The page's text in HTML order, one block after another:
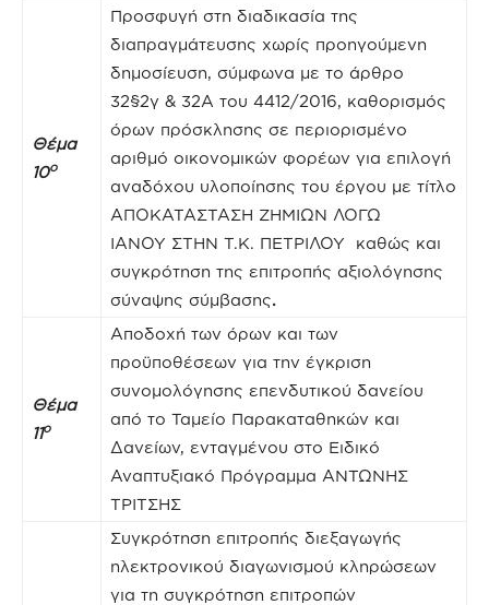
Θέμα
10ο
Προσφυγή στη διαδικασία της
διαπραγμάτευσης χωρίς προηγούμενη
δημοσίευση, σύμφωνα με το άρθρο
32§2γ & 32Α του 4412/2016, καθορισμός
όρων πρόσκλησης σε περιορισμένο
αριθμό οικονομικών φορέων για επιλογή
αναδόχου υλοποίησης του έργου με τίτλο
ΑΠΟΚΑΤΑΣΤΑΣΗ ΖΗΜΙΩΝ ΛΟΓΩ
ΙΑΝΟΥ ΣΤΗΝ Τ.Κ. ΠΕΤΡΙΛΟΥ
καθώς και
συγκρότηση της επιτροπής αξιολόγησης
σύναψης σύμβασης.
Θέμα
11ο
Αποδοχή των όρων και των
προϋποθέσεων για την έγκριση
συνομολόγησης επενδυτικού δανείου
από το Ταμείο Παρακαταθηκών και
Δανείων, ενταγμένου στο Ειδικό
Αναπτυξιακό Πρόγραμμα ΑΝΤΩΝΗΣ
ΤΡΙΤΣΗΣ
Συγκρότηση επιτροπής διεξαγωγής
ηλεκτρονικού διαγωνισμού κληρώσεων
για τη συγκρότηση επιτροπών